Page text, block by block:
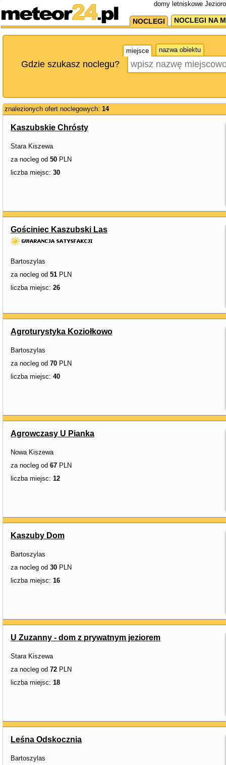
domy letniskowe
NOCLEGI NOCLEGI NA
miejsce nazwa obiektu
Gdzie szukasz noclegu?
znalezionych ofert noclegowych: 14
Kaszubskie Chrósty
Stara Kiszewa
za nocleg od 50 PLN
liczba miejsc: 30
Gościniec Kaszubski Las
Bartoszylas
za nocleg od 51 PLN
liczba miejsc: 26
Agroturystyka Koziołkowo
Bartoszylas
za nocleg od 70 PLN
liczba miejsc: 40
Agrowczasy U Pianka
Nowa Kiszewa
za nocleg od 67 PLN
liczba miejsc: 12
Kaszuby Dom
Bartoszylas
za nocleg od 30 PLN
liczba miejsc: 16
U Zuzanny - dom z prywatnym jeziorem
Stara Kiszewa
za nocleg od 72 PLN
liczba miejsc: 18
Leśna Odskocznia
Bartoszylas